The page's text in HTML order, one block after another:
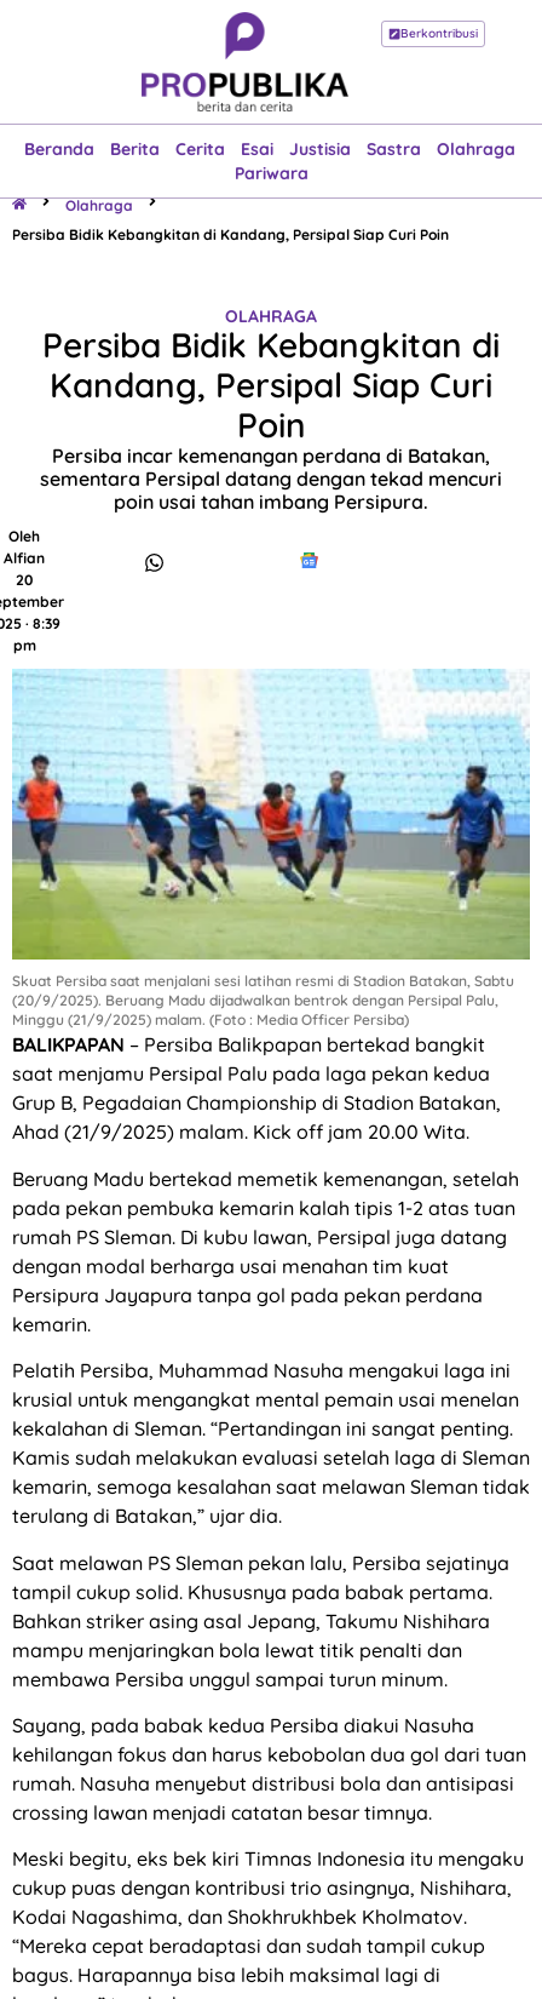
Berkontribusi
Beranda Berita Cerita Esai Justisia Sastra
Olahraga
Pariwara
Beranda
Esai
Justisia
Sastra
Olahraga
Pariwara
Olahraga
Persiba Bidik Kebangkitan di Kandang, Persipal Siap Curi Poin
OLAHRAGA
Persiba Bidik Kebangkitan di
Kandang, Persipal Siap Curi
Poin
Persiba incar kemenangan perdana di Batakan,
sementara Persipal datang dengan tekad mencuri
poin usai tahan imbang Persipura.
Oleh
Alfian
20
· 8:39
pm
Skuat Persiba saat menjalani sesi latihan resmi di Stadion Batakan, Sabtu
(20/9/2025). Beruang Madu dijadwalkan bentrok dengan Persipal Palu,
Minggu (21/9/2025) malam. (Foto : Media Officer Persiba)
BALIKPAPAN – Persiba Balikpapan bertekad bangkit
saat menjamu Persipal Palu pada laga pekan kedua
Grup B, Pegadaian Championship di Stadion Batakan,
Ahad (21/9/2025) malam. Kick off jam 20.00 Wita.
Beruang Madu bertekad memetik kemenangan, setelah
pada pekan pembuka kemarin kalah tipis 1-2 atas tuan
rumah PS Sleman. Di kubu lawan, Persipal juga datang
dengan modal berharga usai menahan tim kuat
Persipura Jayapura tanpa gol pada pekan perdana
kemarin.
Pelatih Persiba, Muhammad Nasuha mengakui laga ini
krusial untuk mengangkat mental pemain usai menelan
kekalahan di Sleman. “Pertandingan ini sangat penting.
Kamis sudah melakukan evaluasi setelah laga di Sleman
kemarin, semoga kesalahan saat melawan Sleman tidak
terulang di Batakan,” ujar dia.
Saat melawan PS Sleman pekan lalu, Persiba sejatinya
tampil cukup solid. Khususnya pada babak pertama.
Bahkan striker asing asal Jepang, Takumu Nishihara
mampu menjaringkan bola lewat titik penalti dan
membawa Persiba unggul sampai turun minum.
Sayang, pada babak kedua Persiba diakui Nasuha
kehilangan fokus dan harus kebobolan dua gol dari tuan
rumah. Nasuha menyebut distribusi bola dan antisipasi
crossing lawan menjadi catatan besar timnya.
Meski begitu, eks bek kiri Timnas Indonesia itu mengaku
cukup puas dengan kontribusi trio asingnya, Nishihara,
Kodai Nagashima, dan Shokhrukhbek Kholmatov.
“Mereka cepat beradaptasi dan sudah tampil cukup
bagus. Harapannya bisa lebih maksimal lagi di